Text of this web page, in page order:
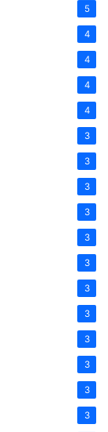
5
4
4
4
4
3
3
3
3
3
3
3
3
3
3
3
3